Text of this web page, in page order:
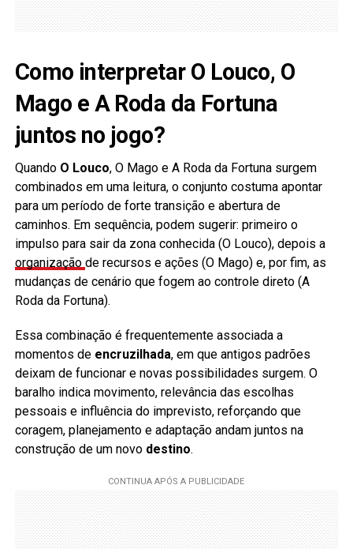
Como interpretar O Louco, O
Mago e A Roda da Fortuna
juntos no jogo?
Quando O Louco, O Mago e A Roda da Fortuna surgem
combinados em uma leitura, o conjunto costuma apontar
para um período de forte transição e abertura de
caminhos. Em sequência, podem sugerir: primeiro o
impulso para sair da zona conhecida (O Louco), depois a
organização de recursos e ações (O Mago) e, por fim, as
mudanças de cenário que fogem ao controle direto (A
Roda da Fortuna).
Essa combinação é frequentemente associada a
momentos de encruzilhada, em que antigos padrões
deixam de funcionar e novas possibilidades surgem. O
baralho indica movimento, relevância das escolhas
pessoais e influência do imprevisto, reforçando que
coragem, planejamento e adaptação andam juntos na
construção de um novo destino.